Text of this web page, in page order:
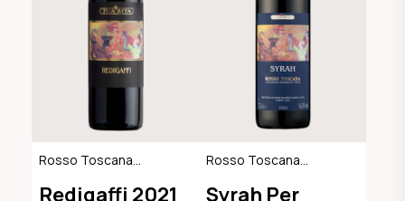
Rosso Toscana
Redigaffi 2021
Rosso Toscana
Syrah Per